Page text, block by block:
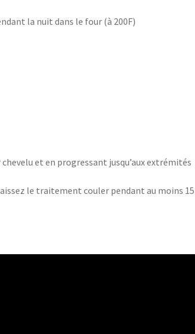
la nuit dans le four (à 200F)
et en progressant jusqu’aux extrémités
le traitement couler pendant au moins 15